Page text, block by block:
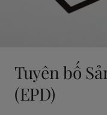
Tuyên bố
(EPD)